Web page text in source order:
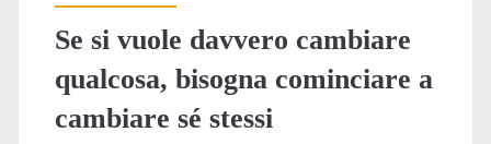
<span>coerenza</span>
Se si vuole davvero cambiare
qualcosa, bisogna cominciare a
cambiare sé stessi